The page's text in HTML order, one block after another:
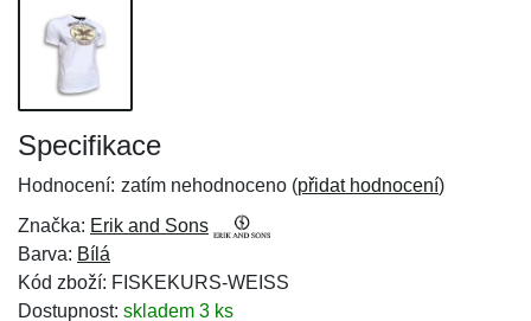
Specifikace
Hodnocení: zatím nehodnoceno (přidat hodnocení)
Značka: Erik and Sons
Barva: Bílá
Kód zboží: FISKEKURS-WEISS
Dostupnost: skladem 3 ks